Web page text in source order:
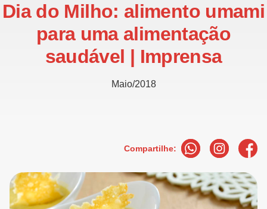
Dia do Milho: alimento umami
para uma alimentação
saudável | Imprensa
Maio/2018
Compartilhe: